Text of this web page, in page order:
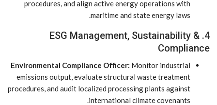
procedures, and align active energy operations with
maritime and state energy laws.
4. ESG Management, Sustainability &
Compliance
Environmental Compliance Officer: Monitor industrial
emissions output, evaluate structural waste treatment
procedures, and audit localized processing plants against
international climate covenants.